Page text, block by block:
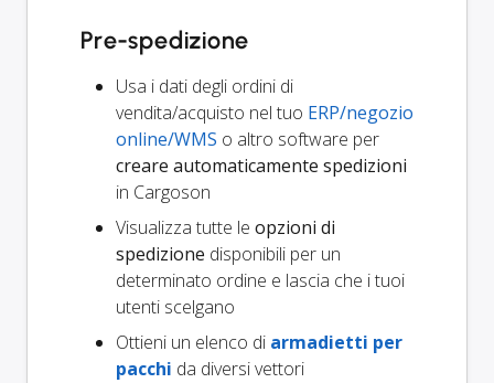
Pre-spedizione
Usa i dati degli ordini di
vendita/acquisto nel tuo ERP/negozio
online/WMS o altro software per
creare automaticamente spedizioni
in Cargoson
Visualizza tutte le opzioni di
spedizione disponibili per un
determinato ordine e lascia che i tuoi
utenti scelgano
Ottieni un elenco di armadietti per
pacchi da diversi vettori